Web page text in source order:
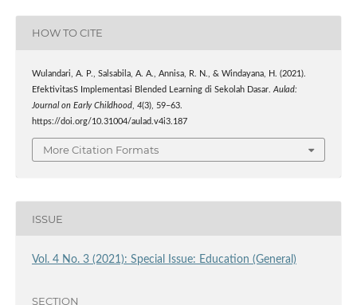
HOW TO CITE
Wulandari, A. P., Salsabila, A. A., Annisa, R. N., & Windayana, H. (2021).
EfektivitasS Implementasi Blended Learning di Sekolah Dasar. Aulad:
Journal on Early Childhood, 4(3), 59–63.
https://doi.org/10.31004/aulad.v4i3.187
More Citation Formats
ISSUE
Vol. 4 No. 3 (2021): Special Issue: Education (General)
SECTION